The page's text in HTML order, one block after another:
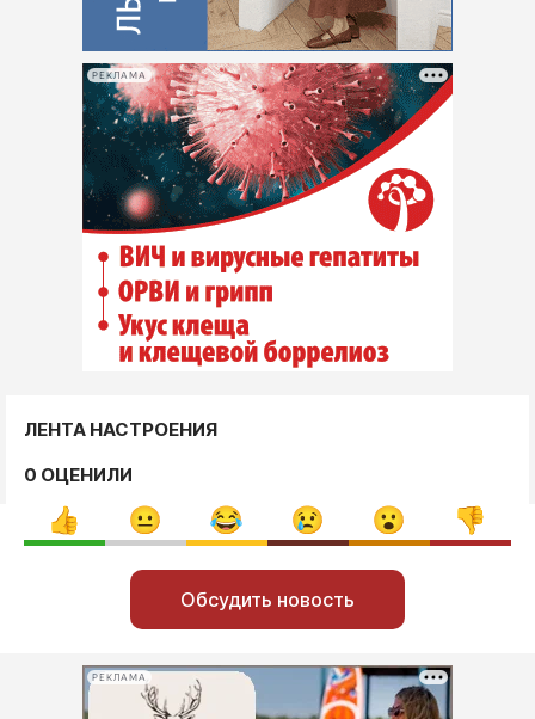
РЕКЛАМА
ЛЕНТА НАСТРОЕНИЯ
0 ОЦЕНИЛИ
Обсудить новость
РЕКЛАМА